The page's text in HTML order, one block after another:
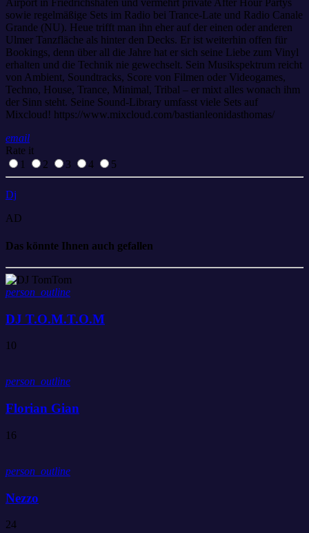
Airport in Friedrichshafen und vermehrt private After Hour Partys
sowie regelmäßige Sets im Radio bei Trance-Late und Radio Canale
Grande (NU). Heue trifft man ihn eher auf der einen oder anderen
Ulmer Tanzfläche als hinter den Decks. Er ist weiterhin offen für
Bookings, denn über all die Jahre hat er sich seine Liebe zum Vinyl
erhalten und die Technik nie gewechselt. Sein Musikspektrum reicht
von Ambient, Soundtracks, Score von Filmen oder Videogames,
Techno, House, Trance, Minimal, Tribal – er mixt alles wonach ihm
der Sinn steht. Seine Sound-Library umfasst viele Sets auf
Mixcloud! https://www.mixcloud.com/bastianleonidasthomas/
email
Rate it
1
2 3 4 5
Dj
AD
Das könnte Ihnen auch gefallen
person_outline
DJ T.O.M.T.O.M
10
person_outline
Florian Gian
16
person_outline
Nezzo
24